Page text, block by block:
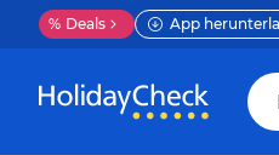
% Deals App